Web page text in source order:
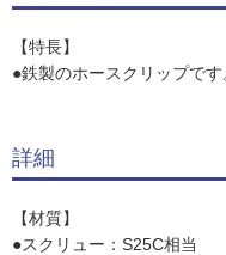
【特長】
●鉄製のホースクリップです
詳細
【材質】
●スクリュー：S25C相当